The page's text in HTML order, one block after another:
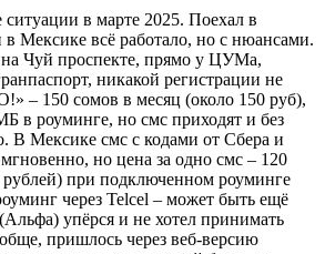
в марте 2025. Поехал в
Мексике всё работало, но с нюансами.
Чуй проспекте, прямо у ЦУМа,
никакой регистрации не
– 150 сомов в месяц (около 150 руб),
в роуминге, но смс приходят и без
В Мексике смс с кодами от Сбера и
но цена за одно смс – 120
при подключенном роуминге
через Telcel – может быть ещё
упёрся и не хотел принимать
пришлось через веб-версию